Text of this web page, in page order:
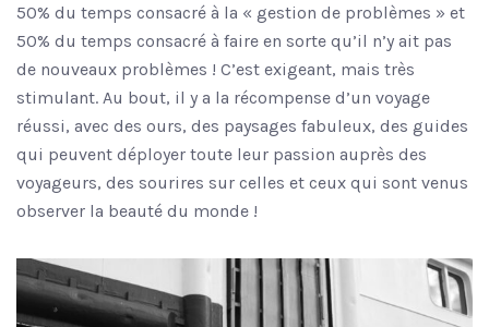
50% du temps consacré à la « gestion de problèmes » et
50% du temps consacré à faire en sorte qu’il n’y ait pas
de nouveaux problèmes ! C’est exigeant, mais très
stimulant. Au bout, il y a la récompense d’un voyage
réussi, avec des ours, des paysages fabuleux, des guides
qui peuvent déployer toute leur passion auprès des
voyageurs, des sourires sur celles et ceux qui sont venus
observer la beauté du monde !